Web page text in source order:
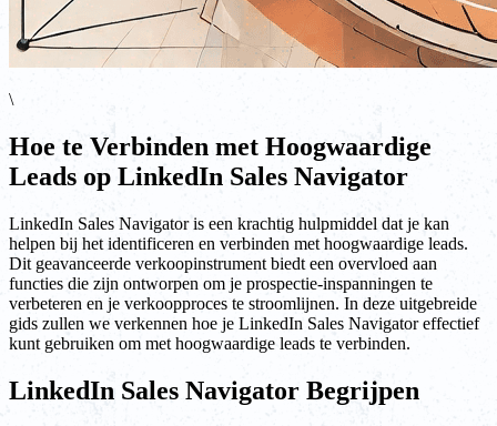
\
Hoe te Verbinden met Hoogwaardige
Leads op LinkedIn Sales Navigator
LinkedIn Sales Navigator is een krachtig hulpmiddel dat je kan
helpen bij het identificeren en verbinden met hoogwaardige leads.
Dit geavanceerde verkoopinstrument biedt een overvloed aan
functies die zijn ontworpen om je prospectie-inspanningen te
verbeteren en je verkoopproces te stroomlijnen. In deze uitgebreide
gids zullen we verkennen hoe je LinkedIn Sales Navigator effectief
kunt gebruiken om met hoogwaardige leads te verbinden.
LinkedIn Sales Navigator Begrijpen